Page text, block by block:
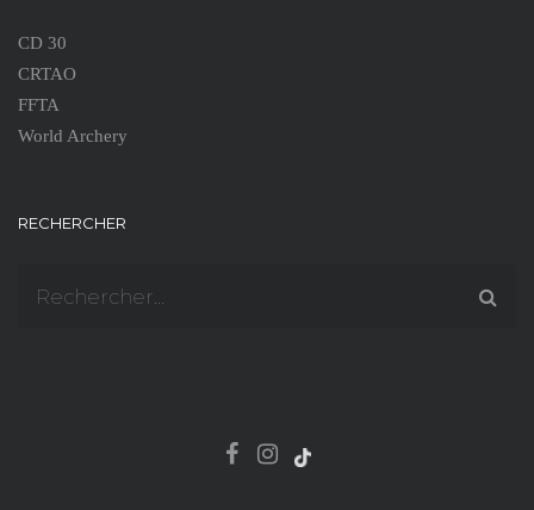
CD 30
CRTAO
FFTA
World Archery
RECHERCHER